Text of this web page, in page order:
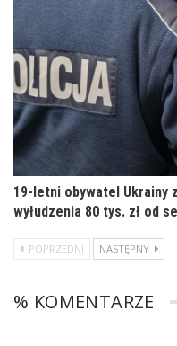
19-letni obywatel Ukrainy
wyłudzenia 80 tys. zł od
POPRZEDNI NASTĘPNY
% KOMENTARZE